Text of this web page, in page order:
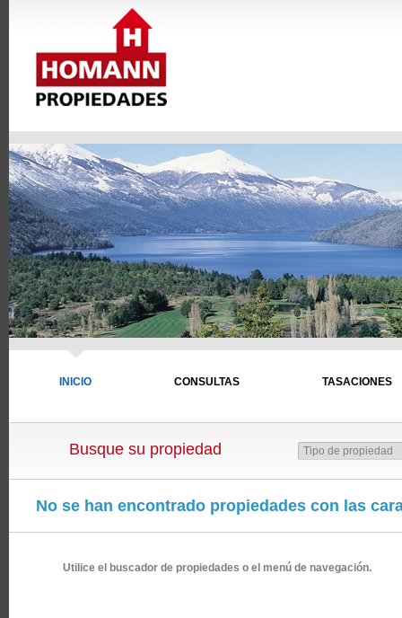
INICIO CONSULTAS TASACIONES
Busque su propiedad
No se han encontrado propiedades con las
Utilice el buscador de propiedades o el menú de navegación.